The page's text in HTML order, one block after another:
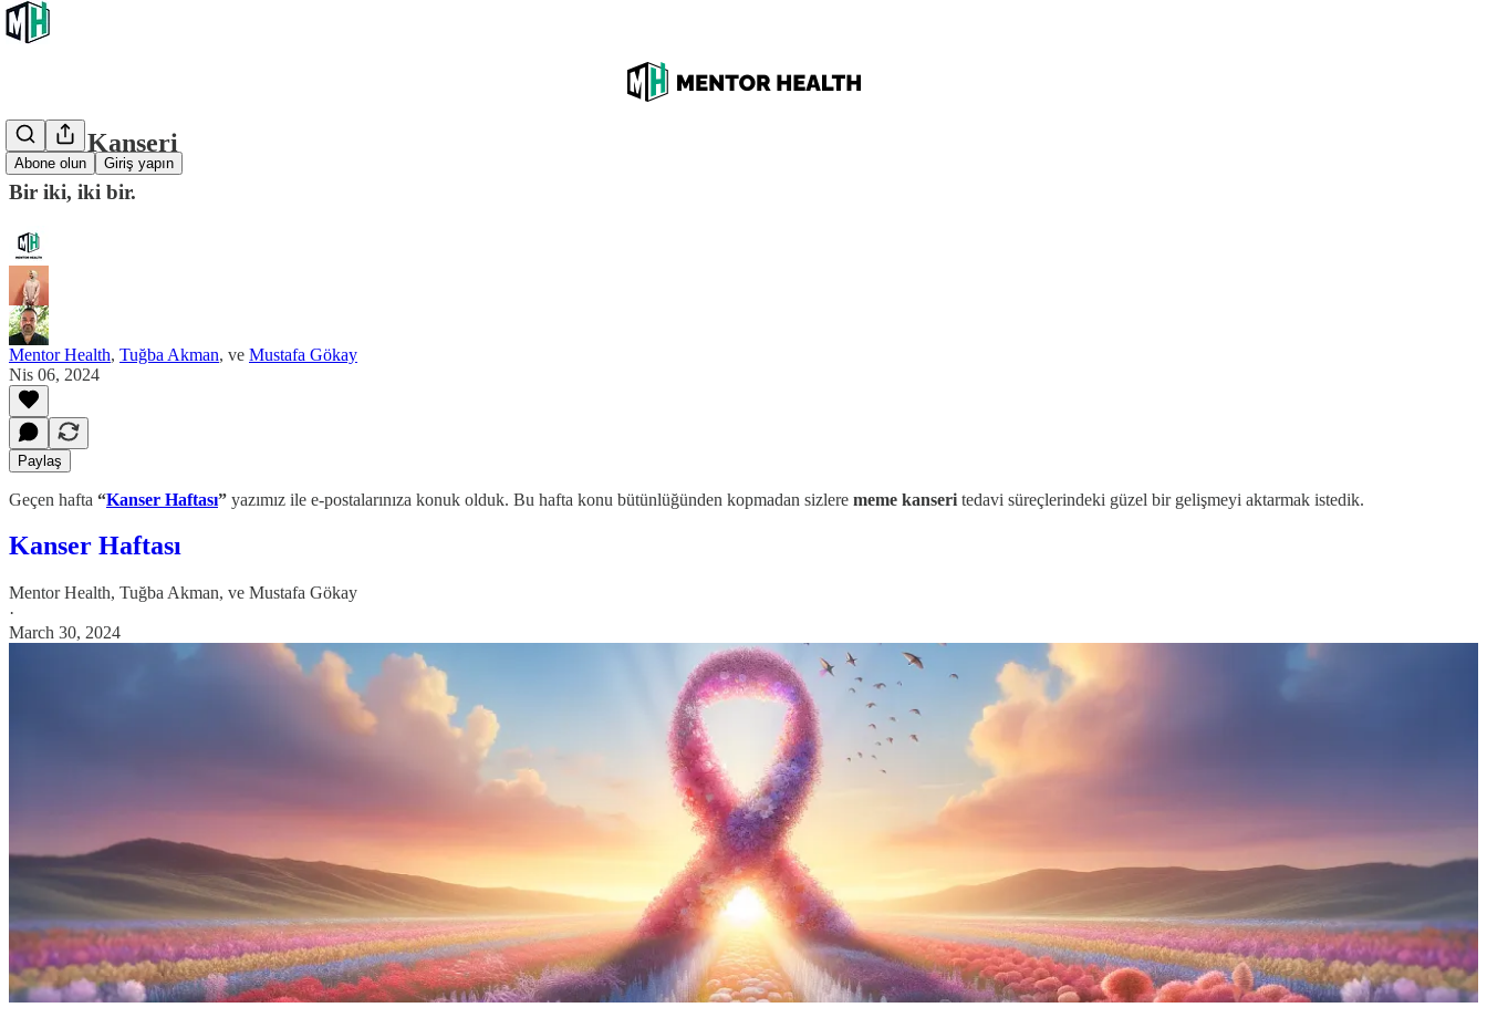
Abone olun Giriş yapın
Meme Kanseri
Bir iki, iki bir.
Mentor Health, Tuğba Akman, ve Mustafa Gökay
Nis 06, 2024
Paylaş
Geçen hafta “Kanser Haftası” yazımız ile e-postalarınıza konuk olduk. Bu hafta konu bütünlüğünden kopmadan sizlere meme kanseri tedavi süreçlerindeki güzel bir gelişmeyi aktarmak istedik.
Kanser Haftası
Mentor Health, Tuğba Akman, ve Mustafa Gökay
·
March 30, 2024